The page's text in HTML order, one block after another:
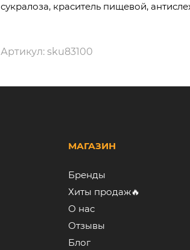
сукралоза, краситель пищевой,
Артикул: sku83100
МАГАЗИН
Бренды
Хиты продаж🔥
О нас
Отзывы
Блог